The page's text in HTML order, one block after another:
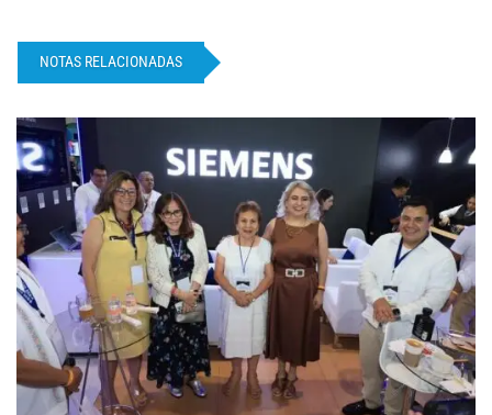
NOTAS RELACIONADAS